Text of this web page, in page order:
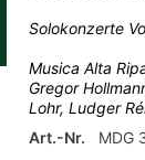
Solokonzerte
Musica Alta
Gregor
Lohr, Ludger
Art.-Nr.
MDG